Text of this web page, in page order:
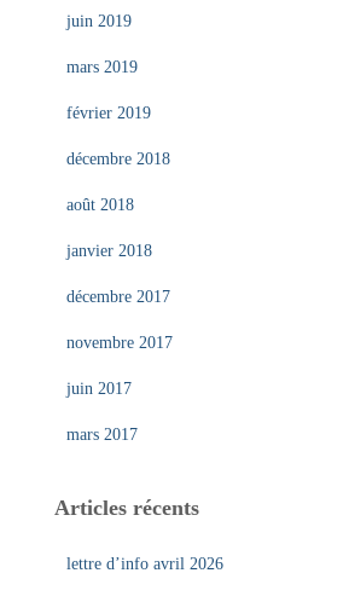
juin 2019
mars 2019
février 2019
décembre 2018
août 2018
janvier 2018
décembre 2017
novembre 2017
juin 2017
mars 2017
Articles récents
lettre d’info avril 2026